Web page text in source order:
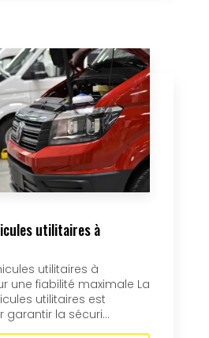
utilitaires à
utilitaires à
une fiabilité maximale La
utilitaires est
garantir la sécuri...